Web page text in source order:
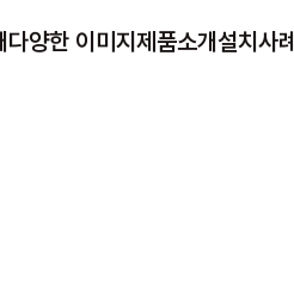
다양한 이미지 제품소개설치사례